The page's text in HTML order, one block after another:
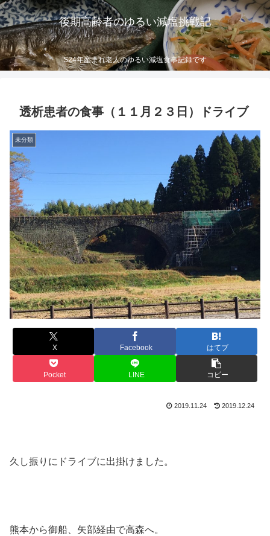
後期高齢者のゆるい減塩挑戦記
S24年産まれ老人のゆるい減塩食事記録です
透析患者の食事（１１月２３日）ドライブ
未分類
X Facebook はてブ
Pocket LINE コピー
2019.11.24 2019.12.24
久し振りにドライブに出掛けました。
熊本から御船、矢部経由で高森へ。